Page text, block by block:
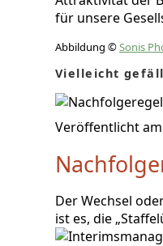
für unsere
Abbildung ©Sonis
Vielleicht
Veröffentlicht am
Der Wechsel
ist es, die